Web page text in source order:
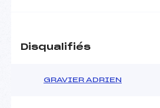
Disqualifiés
GRAVIER ADRIEN